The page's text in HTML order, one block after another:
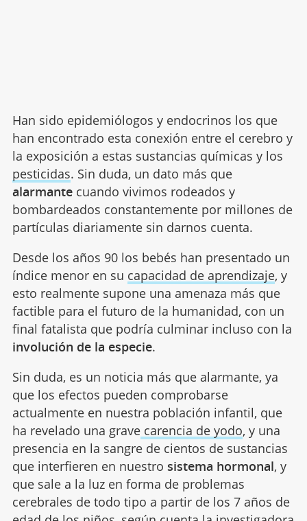
Han sido epidemiólogos y endocrinos los que
han encontrado esta conexión entre el cerebro y
la exposición a estas sustancias químicas y los
pesticidas. Sin duda, un dato más que
alarmantecuando vivimos rodeados y
bombardeados constantemente por millones de
partículas diariamente sin darnos cuenta.
Desde los años 90 los bebés han presentado un
índice menor en su capacidad de aprendizaje, y
esto realmente supone una amenaza más que
factible para el futuro de la humanidad, con un
final fatalista que podría culminar incluso con la
involución de la especie.
Sin duda, es un noticia más que alarmante, ya
que los efectos pueden comprobarse
actualmente en nuestra población infantil, que
ha revelado una gravecarencia de yodo, y una
presencia en la sangre de cientos de sustancias
que interfieren en nuestro sistema hormonal, y
que sale a la luz en forma de problemas
cerebrales de todo tipo a partir de los 7 años de